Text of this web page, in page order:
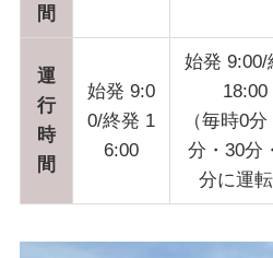
間
運
行
時
間
始発 9:0
0/終発 1
6:00
始発 9:00/
18:00
（毎時0
分・30分
分に運転